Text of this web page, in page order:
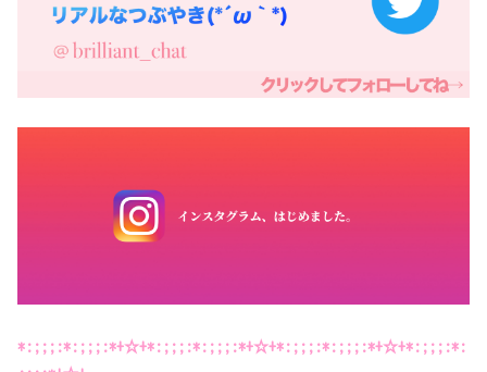
*:;;;:*:;;;:*+☆+*:;;;:*:;;;:*+☆+*:;;;:*:;;;:*+☆+*:;;;:*: